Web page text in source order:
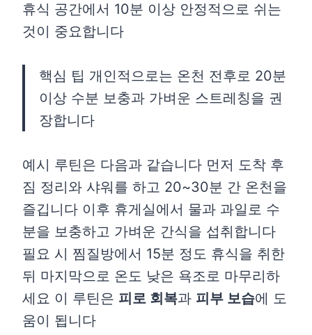
휴식 공간에서 10분 이상 안정적으로 쉬는
것이 중요합니다
핵심 팁 개인적으로는 온천 전후로 20분
이상 수분 보충과 가벼운 스트레칭을 권
장합니다
예시 루틴은 다음과 같습니다 먼저 도착 후
짐 정리와 샤워를 하고 20~30분 간 온천을
즐깁니다 이후 휴게실에서 물과 과일로 수
분을 보충하고 가벼운 간식을 섭취합니다
필요 시 찜질방에서 15분 정도 휴식을 취한
뒤 마지막으로 온도 낮은 욕조로 마무리하
세요 이 루틴은 피로 회복과 피부 보습에 도
움이 됩니다